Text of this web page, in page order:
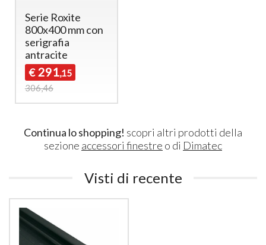
Serie Roxite
800x400 mm con
serigrafia
antracite
€ 291,15
306,46
Continua lo shopping! scopri altri prodotti della
sezione accessori finestre o di Dimatec
Visti di recente